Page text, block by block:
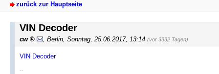
zurück zur Hauptseite
VIN Decoder
cw Berlin Sonntag, 25.06.2017, 13:14 (vor 3332 Tagen)
VIN Decoder
--